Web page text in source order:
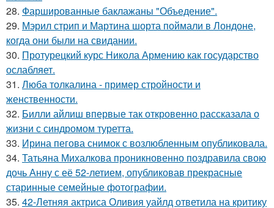
28. Фаршированные баклажаны "Объедение".
29. Мэрил стрип и Мартина шорта поймали в Лондоне,
когда они были на свидании.
30. Протурецкий курс Никола Армению как государство
ослабляет.
31. Люба толкалина - пример стройности и
женственности.
32. Билли айлиш впервые так откровенно рассказала о
жизни с синдромом туретта.
33. Ирина пегова снимок с возлюбленным опубликовала.
34. Татьяна Михалкова проникновенно поздравила свою
дочь Анну с её 52-летием, опубликовав прекрасные
старинные семейные фотографии.
35. 42-Летняя актриса Оливия уайлд ответила на критику